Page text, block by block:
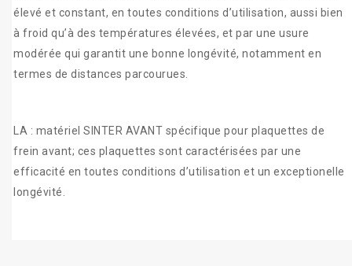
élevé et constant, en toutes conditions d’utilisation, aussi bien
à froid qu’à des températures élevées, et par une usure
modérée qui garantit une bonne longévité, notamment en
termes de distances parcourues.
LA : matériel SINTER AVANT spécifique pour plaquettes de
frein avant; ces plaquettes sont caractérisées par une
efficacité en toutes conditions d’utilisation et un exceptionelle
longévité.